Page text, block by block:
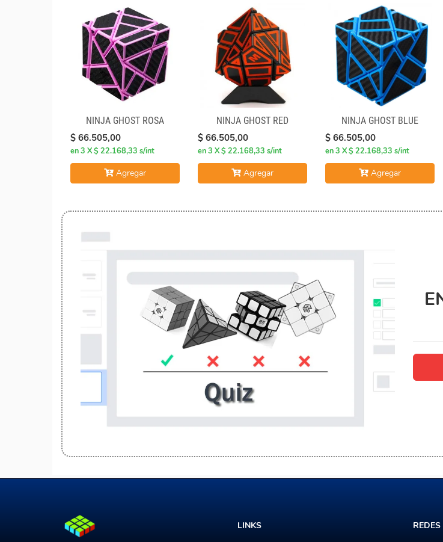
NINJA GHOST ROSA
$ 66.505,00
en 3 X $ 22.168,33 s/int
Agregar
NINJA GHOST RED
$ 66.505,00
en 3 X $ 22.168,33 s/int
Agregar
NINJA GHOST BLUE
$ 66.505,00
en 3 X $ 22.168,33 s/int
Agregar
LINKS REDES